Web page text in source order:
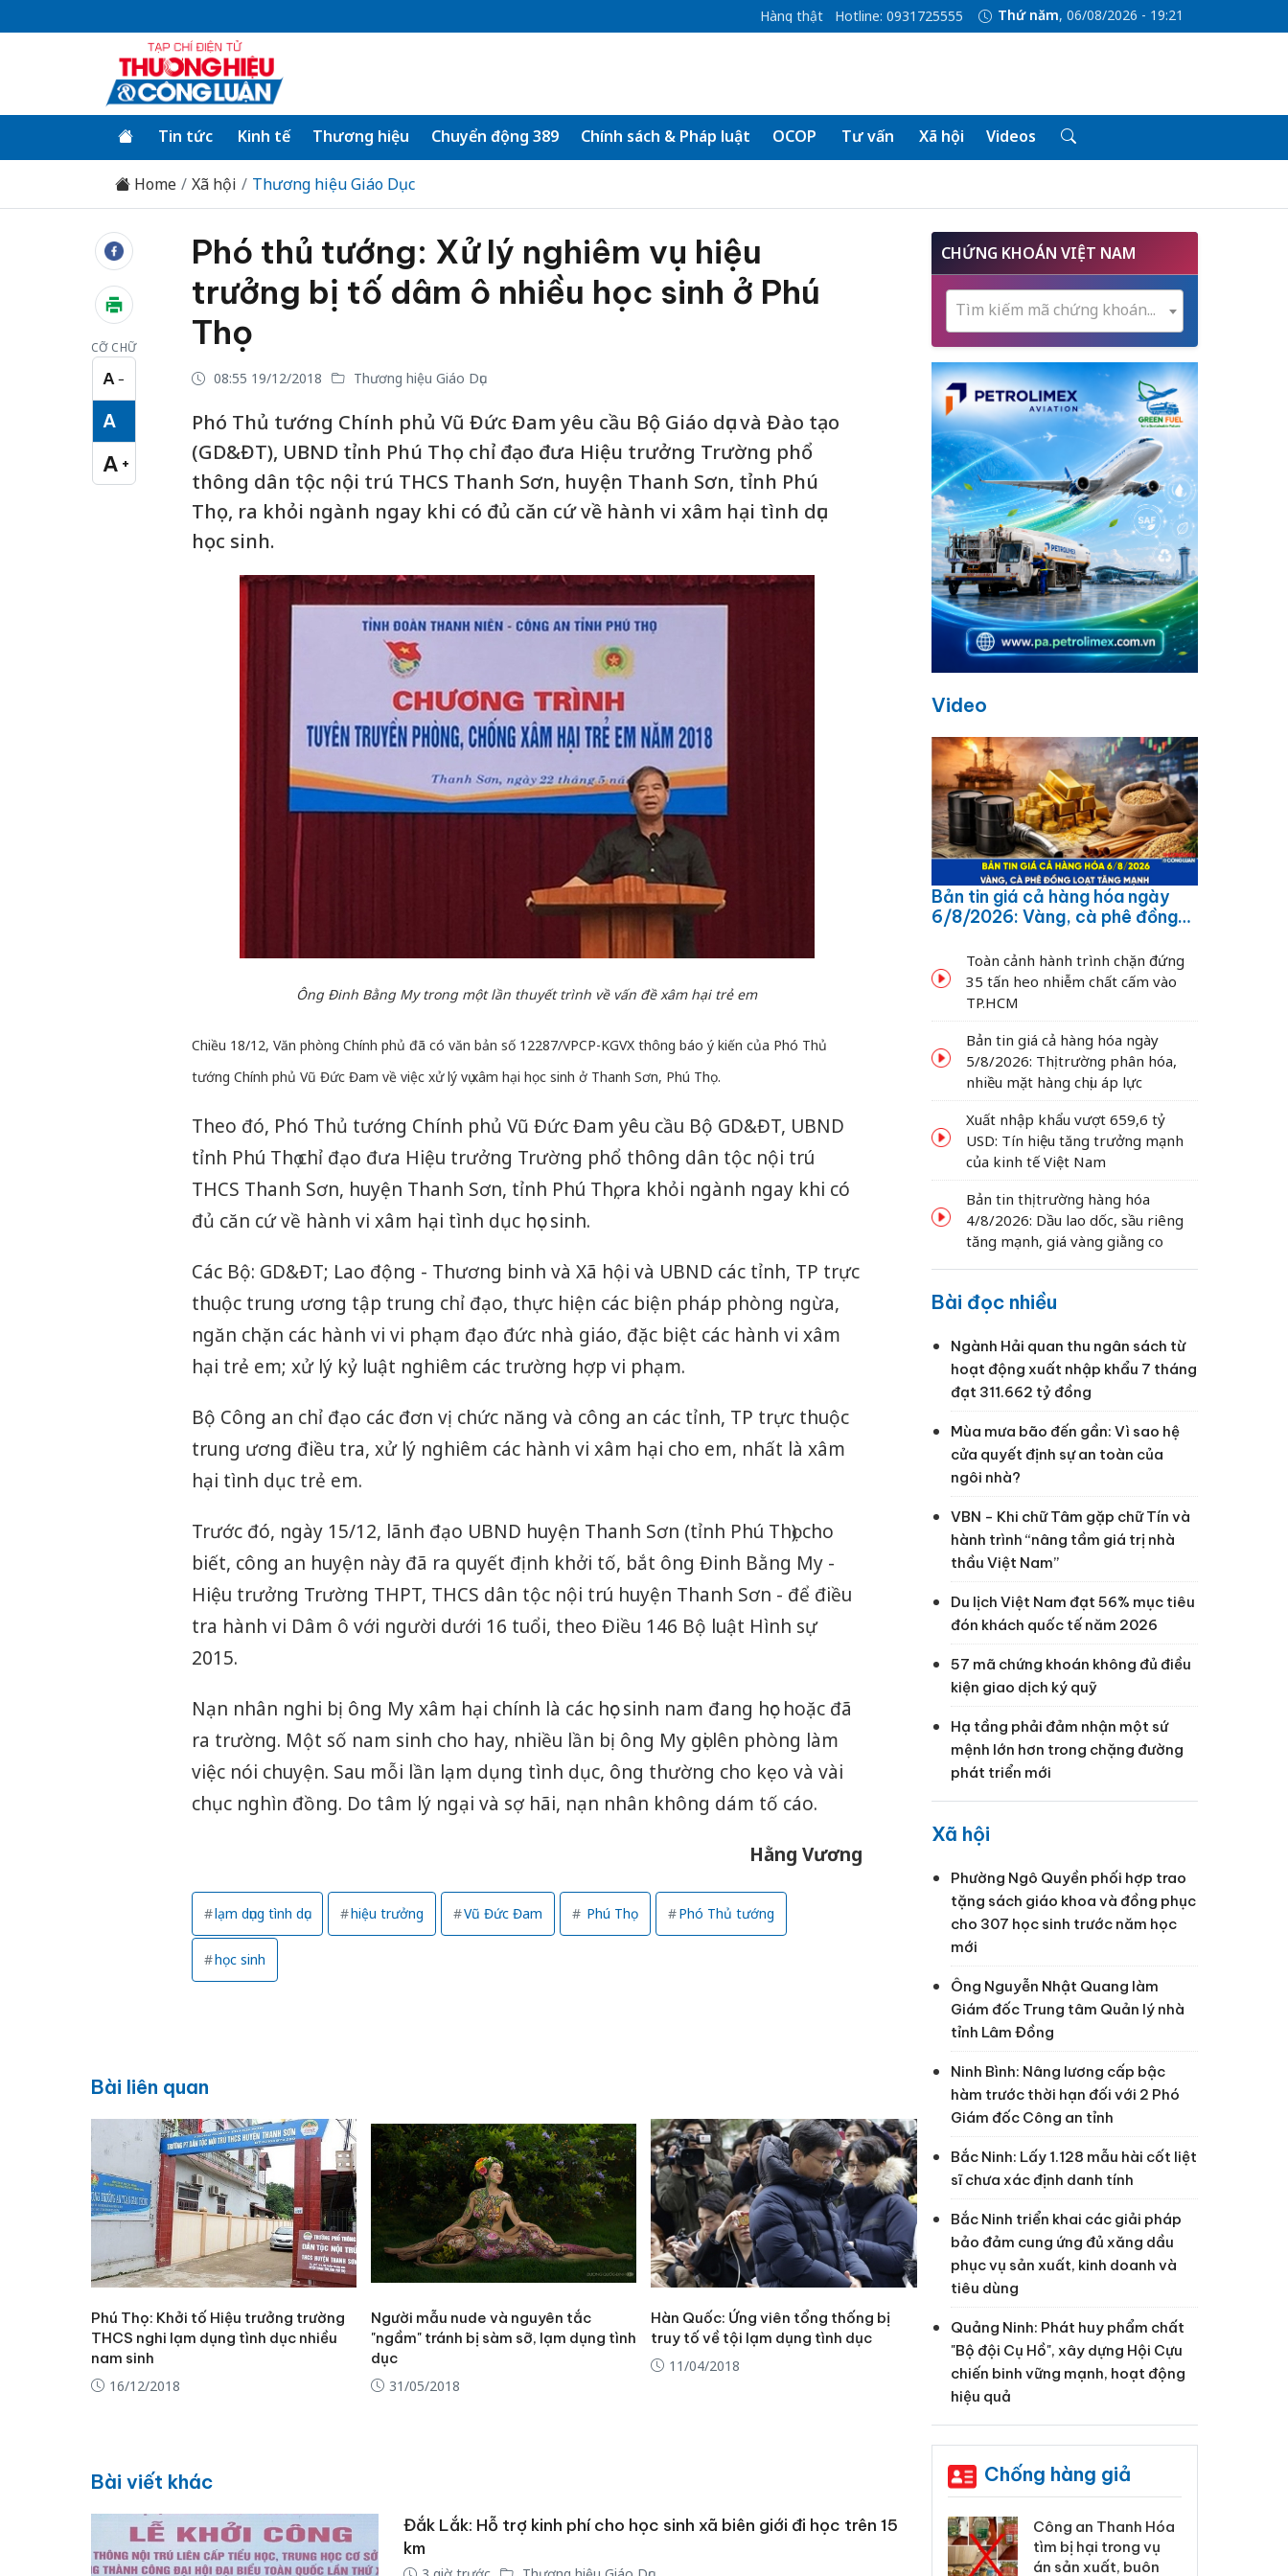
Hàng thật Hotline: 0931725555 Thứ năm, 06/08/2026 - 19:21
Tin tức Kinh tế Thương hiệu Chuyển động 389 Chính sách & Pháp luật OCOP Tư vấn Xã hội Videos
Home Xã hội Thương hiệu Giáo Dục
CỠ CHỮ
A −
Cỡ chữ nhỏ
A
Cỡ chữ vừa
A +
Cỡ chữ lớn
Phó thủ tướng: Xử lý nghiêm vụ hiệu
trưởng bị tố dâm ô nhiều học sinh ở Phú
Thọ
08:55 19/12/2018 Thương hiệu Giáo Dục
Phó Thủ tướng Chính phủ Vũ Đức Đam yêu cầu Bộ Giáo dục và Đào tạo
(GD&ĐT), UBND tỉnh Phú Thọ chỉ đạo đưa Hiệu trưởng Trường phổ
thông dân tộc nội trú THCS Thanh Sơn, huyện Thanh Sơn, tỉnh Phú
Thọ, ra khỏi ngành ngay khi có đủ căn cứ về hành vi xâm hại tình dục
học sinh.
Ông Đinh Bằng My trong một lần thuyết trình về vấn đề xâm hại trẻ em
Chiều 18/12, Văn phòng Chính phủ đã có văn bản số 12287/VPCP-KGVX thông báo ý kiến của Phó Thủ
tướng Chính phủ Vũ Đức Đam về việc xử lý vụ xâm hại học sinh ở Thanh Sơn, Phú Thọ.
Theo đó, Phó Thủ tướng Chính phủ Vũ Đức Đam yêu cầu Bộ GD&ĐT, UBND
tỉnh Phú Thọ chỉ đạo đưa Hiệu trưởng Trường phổ thông dân tộc nội trú
THCS Thanh Sơn, huyện Thanh Sơn, tỉnh Phú Thọ, ra khỏi ngành ngay khi có
đủ căn cứ về hành vi xâm hại tình dục học sinh.
Các Bộ: GD&ĐT; Lao động - Thương binh và Xã hội và UBND các tỉnh, TP trực
thuộc trung ương tập trung chỉ đạo, thực hiện các biện pháp phòng ngừa,
ngăn chặn các hành vi vi phạm đạo đức nhà giáo, đặc biệt các hành vi xâm
hại trẻ em; xử lý kỷ luật nghiêm các trường hợp vi phạm.
Bộ Công an chỉ đạo các đơn vị chức năng và công an các tỉnh, TP trực thuộc
trung ương điều tra, xử lý nghiêm các hành vi xâm hại cho em, nhất là xâm
hại tình dục trẻ em.
Trước đó, ngày 15/12, lãnh đạo UBND huyện Thanh Sơn (tỉnh Phú Thọ) cho
biết, công an huyện này đã ra quyết định khởi tố, bắt ông Đinh Bằng My -
Hiệu trưởng Trường THPT, THCS dân tộc nội trú huyện Thanh Sơn - để điều
tra hành vi Dâm ô với người dưới 16 tuổi, theo Điều 146 Bộ luật Hình sự
2015.
Nạn nhân nghi bị ông My xâm hại chính là các học sinh nam đang học hoặc đã
ra trường. Một số nam sinh cho hay, nhiều lần bị ông My gọi lên phòng làm
việc nói chuyện. Sau mỗi lần lạm dụng tình dục, ông thường cho kẹo và vài
chục nghìn đồng. Do tâm lý ngại và sợ hãi, nạn nhân không dám tố cáo.
Hằng Vương
lạm dụng tình dục hiệu trưởng Vũ Đức Đam Phú Thọ Phó Thủ tướng
học sinh
Bài liên quan
Phú Thọ: Khởi tố Hiệu trưởng trường
THCS nghi lạm dụng tình dục nhiều
nam sinh
16/12/2018
Người mẫu nude và nguyên tắc
"ngầm" tránh bị sàm sỡ, lạm dụng tình
dục
31/05/2018
Hàn Quốc: Ứng viên tổng thống bị
truy tố về tội lạm dụng tình dục
11/04/2018
Bài viết khác
Đắk Lắk: Hỗ trợ kinh phí cho học sinh xã biên giới đi học trên 15
km
CHỨNG KHOÁN VIỆT NAM
Tìm kiếm mã chứng khoán...
Video
Bản tin giá cả hàng hóa ngày
6/8/2026: Vàng, cà phê đồng
Toàn cảnh hành trình chặn đứng
35 tấn heo nhiễm chất cấm vào
TP.HCM
Bản tin giá cả hàng hóa ngày
5/8/2026: Thị trường phân hóa,
nhiều mặt hàng chịu áp lực
Xuất nhập khẩu vượt 659,6 tỷ
USD: Tín hiệu tăng trưởng mạnh
của kinh tế Việt Nam
Bản tin thị trường hàng hóa
4/8/2026: Dầu lao dốc, sầu riêng
tăng mạnh, giá vàng giằng co
Bài đọc nhiều
Ngành Hải quan thu ngân sách từ
hoạt động xuất nhập khẩu 7 tháng
đạt 311.662 tỷ đồng
Mùa mưa bão đến gần: Vì sao hệ
cửa quyết định sự an toàn của
ngôi nhà?
VBN - Khi chữ Tâm gặp chữ Tín và
hành trình “nâng tầm giá trị nhà
thầu Việt Nam”
Du lịch Việt Nam đạt 56% mục tiêu
đón khách quốc tế năm 2026
57 mã chứng khoán không đủ điều
kiện giao dịch ký quỹ
Hạ tầng phải đảm nhận một sứ
mệnh lớn hơn trong chặng đường
phát triển mới
Xã hội
Phường Ngô Quyền phối hợp trao
tặng sách giáo khoa và đồng phục
cho 307 học sinh trước năm học
mới
Ông Nguyễn Nhật Quang làm
Giám đốc Trung tâm Quản lý nhà
tỉnh Lâm Đồng
Ninh Bình: Nâng lương cấp bậc
hàm trước thời hạn đối với 2 Phó
Giám đốc Công an tỉnh
Bắc Ninh: Lấy 1.128 mẫu hài cốt liệt
sĩ chưa xác định danh tính
Bắc Ninh triển khai các giải pháp
bảo đảm cung ứng đủ xăng dầu
phục vụ sản xuất, kinh doanh và
tiêu dùng
Quảng Ninh: Phát huy phẩm chất
"Bộ đội Cụ Hồ", xây dựng Hội Cựu
chiến binh vững mạnh, hoạt động
hiệu quả
Chống hàng giả
Công an Thanh Hóa
án sản xuất, buôn
Lào Cai xử lý 83 vụ vi
Công an Thanh Hóa
tìm bị hại trong vụ
án sản xuất, buôn